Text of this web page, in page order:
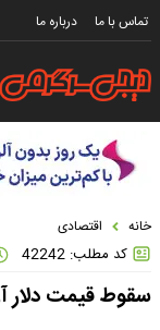
تماس با ما درباره ما
خانه اقتصادی
کد مطلب: 42242
سقوط قیمت دلار